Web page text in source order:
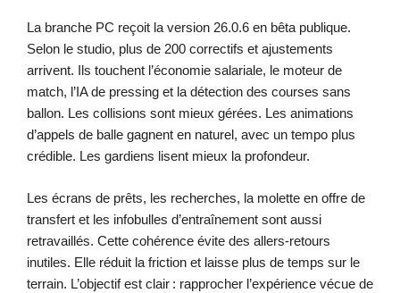
La branche PC reçoit la version 26.0.6 en bêta publique.
Selon le studio, plus de 200 correctifs et ajustements
arrivent. Ils touchent l’économie salariale, le moteur de
match, l’IA de pressing et la détection des courses sans
ballon. Les collisions sont mieux gérées. Les animations
d’appels de balle gagnent en naturel, avec un tempo plus
crédible. Les gardiens lisent mieux la profondeur.
Les écrans de prêts, les recherches, la molette en offre de
transfert et les infobulles d’entraînement sont aussi
retravaillés. Cette cohérence évite des allers-retours
inutiles. Elle réduit la friction et laisse plus de temps sur le
terrain. L’objectif est clair : rapprocher l’expérience vécue de